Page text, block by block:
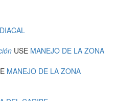
USE MANEJO DE LA ZONA
MANEJO DE LA ZONA